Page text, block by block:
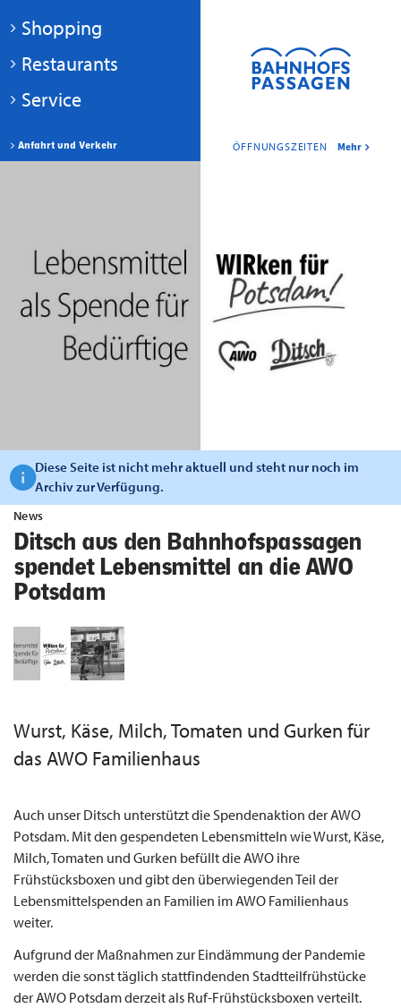
ÖFFNUNGSZEITEN Mehr
Anfahrt und Verkehr
Shopping
Restaurants
Service
Diese Seite ist nicht mehr aktuell und steht nur noch im
Archiv zur Verfügung.
News
Ditsch aus den Bahnhofspassagen
spendet Lebensmittel an die AWO
Potsdam
Wurst, Käse, Milch, Tomaten und Gurken für
das AWO Familienhaus
Auch unser Ditsch unterstützt die Spendenaktion der AWO
Potsdam. Mit den gespendeten Lebensmitteln wie Wurst, Käse,
Milch, Tomaten und Gurken befüllt die AWO ihre
Frühstücksboxen und gibt den überwiegenden Teil der
Lebensmittelspenden an Familien im AWO Familienhaus
weiter.
Aufgrund der Maßnahmen zur Eindämmung der Pandemie
werden die sonst täglich stattfindenden Stadtteilfrühstücke
der AWO Potsdam derzeit als Ruf-Frühstücksboxen verteilt.